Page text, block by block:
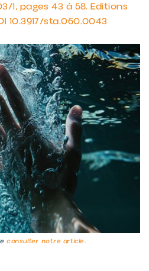
1, pages 43 à 58. Editions
10.3917/sta.060.0043
consulter notre article.